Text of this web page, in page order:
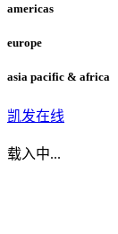
americas
europe
asia pacific & africa
凯发在线
载入中...